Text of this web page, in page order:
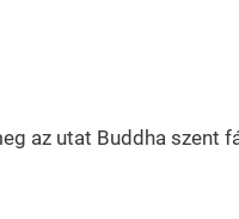
az utat Buddha szent